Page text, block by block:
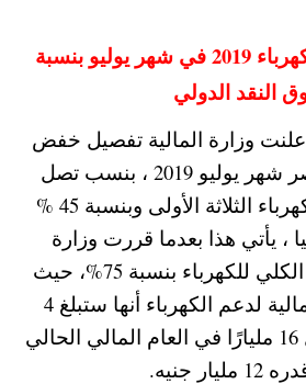
رفع أسعار فاتورة الكهرباء 2019 في شهر يوليو بنسبة
وزارة المالية تفصيل خفض
دعم الكهرباء في مصر شهر يوليو 2019 ، بنسب تصل
إلى 35 % لشرائح الكهرباء الثلاثة الأولى وبنسبة 45 %
، يأتي هذا بعدما قررت وزارة
المالية خفض الدعم الكلي للكهرباء بنسبة 75%، حيث
تشير المخصصات المالية لدعم الكهرباء أنها ستبلغ 4
مليارات جنيه، مقابل 16 مليارًا في العام المالي الحالي